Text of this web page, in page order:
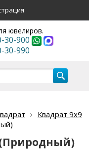
ювелиров.
30-900
30-990
Квадрат 9х9
(Природный)